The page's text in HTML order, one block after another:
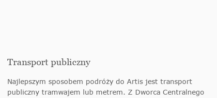
Transport publiczny
Najlepszym sposobem podróży do Artis jest transport
publiczny tramwajem lub metrem. Z Dworca Centralnego